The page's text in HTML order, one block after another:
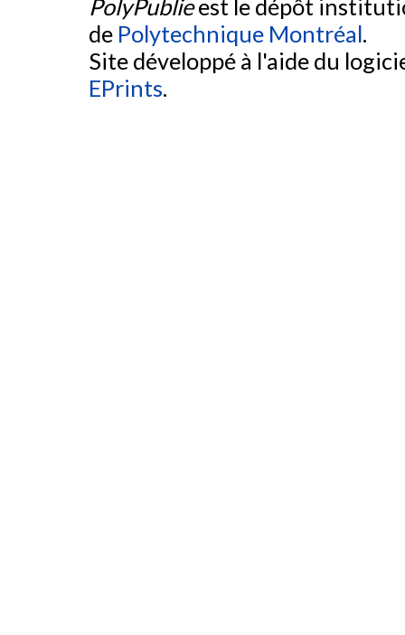
PolyPublieest le dépôt
de Polytechnique Montréal.
Site développé à l'aide du
EPrints.